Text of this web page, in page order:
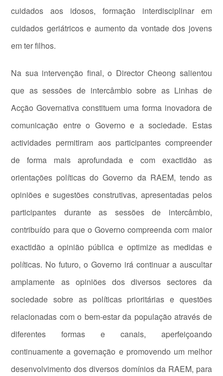
cuidados aos idosos, formação interdisciplinar em
cuidados geriátricos e aumento da vontade dos jovens
em ter filhos.
Na sua intervenção final, o Director Cheong salientou
que as sessões de intercâmbio sobre as Linhas de
Acção Governativa constituem uma forma inovadora de
comunicação entre o Governo e a sociedade. Estas
actividades permitiram aos participantes compreender
de forma mais aprofundada e com exactidão as
orientações políticas do Governo da RAEM, tendo as
opiniões e sugestões construtivas, apresentadas pelos
participantes durante as sessões de intercâmbio,
contribuído para que o Governo compreenda com maior
exactidão a opinião pública e optimize as medidas e
políticas. No futuro, o Governo irá continuar a auscultar
amplamente as opiniões dos diversos sectores da
sociedade sobre as políticas prioritárias e questões
relacionadas com o bem-estar da população através de
diferentes formas e canais, aperfeiçoando
continuamente a governação e promovendo um melhor
desenvolvimento dos diversos domínios da RAEM, para